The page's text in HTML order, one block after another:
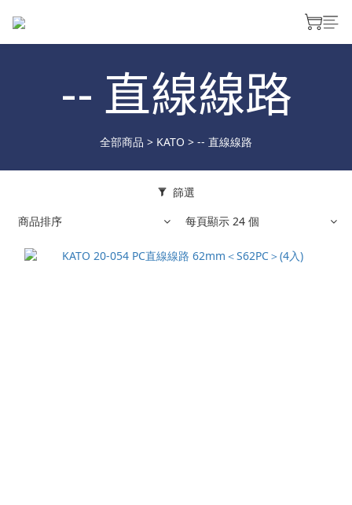
-- 直線線路
全部商品 > KATO > -- 直線線路
篩選
商品排序
每頁顯示 24 個